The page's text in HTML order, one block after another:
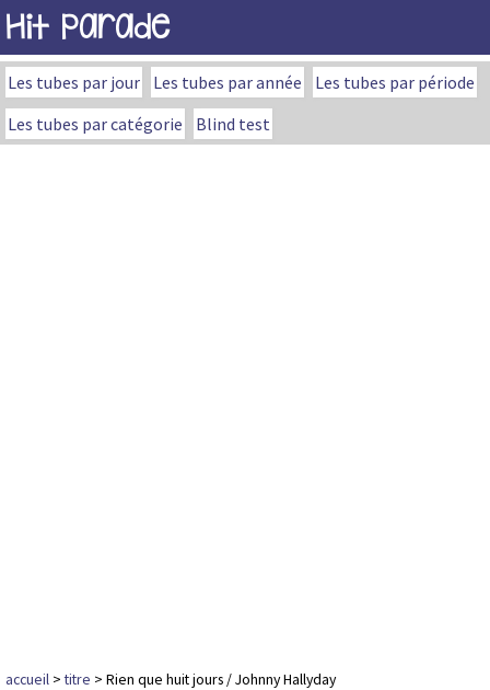
Hit Parade
Les tubes par jour Les tubes par année
Les tubes par période
Les tubes par catégorie
Blind test
accueil >titre > Rien que huit jours / Johnny Hallyday